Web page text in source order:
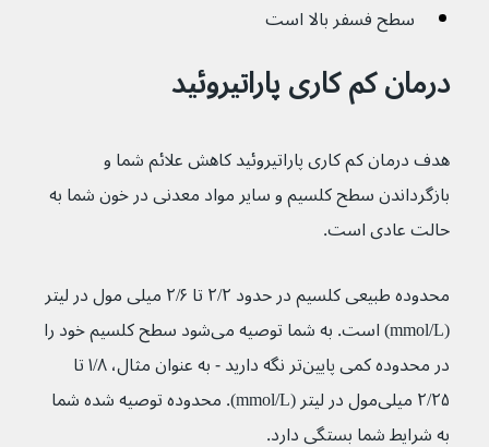
سطح فسفر بالا است
درمان کم کاری پاراتیروئید
هدف درمان کم کاری پاراتیروئید کاهش علائم شما و
بازگرداندن سطح کلسیم و سایر مواد معدنی در خون شما به
حالت عادی است.
محدوده طبیعی کلسیم در حدود ۲/۲ تا ۲/۶ میلی مول در لیتر
(mmol/L) است. به شما توصیه می‌شود سطح کلسیم خود را
در محدوده کمی پایین‌تر نگه دارید - به عنوان مثال، ۱/۸ تا
۲/۲۵ میلی‌مول در لیتر (mmol/L). محدوده توصیه شده شما
به شرایط شما بستگی دارد.